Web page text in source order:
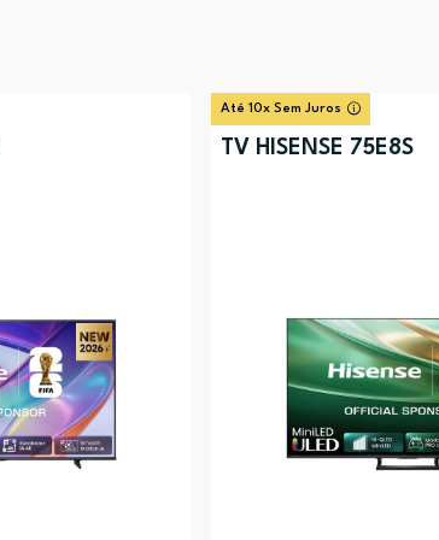
Até 10x Sem Juros
TV HISENSE 75E8S